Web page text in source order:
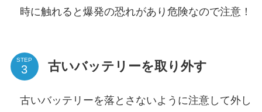
時に触れると爆発の恐れがあり危険なので注意！
STEP 古いバッテリーを取り外す
古いバッテリーを落とさないように注意して外し